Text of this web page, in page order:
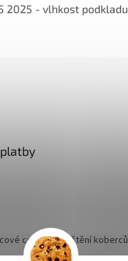
2025 - vlhkost podkladu
centrum Čištění koberců